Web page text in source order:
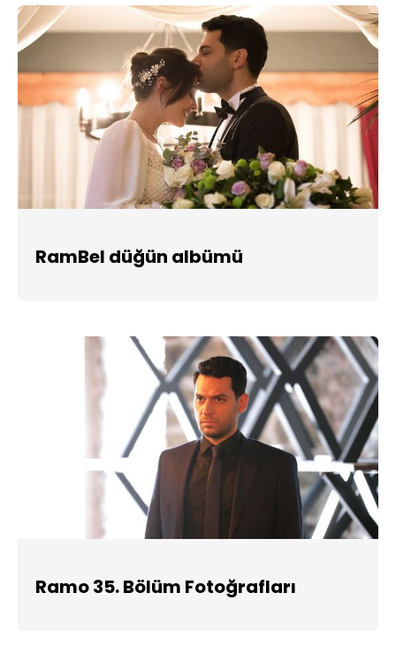
RamBel düğün albümü
Ramo 35. Bölüm Fotoğrafları